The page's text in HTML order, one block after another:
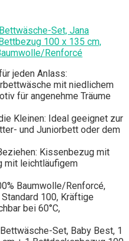
Set, Jana
100 x 135 cm,
Renforcé
jeden Anlass:
mit niedlichem
für angenehme Träume
Kleinen: Ideal geeignet zur
und Juniorbett oder dem
Kissenbezug mit
mit leichtläufigem
Baumwolle/Renforcé,
100, Kräftige
bei 60°C,
Set, Baby Best, 1